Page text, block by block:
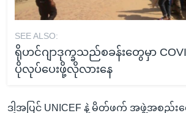
SEE ALSO:
ရိုဟင်ဂျာဒုက္ခသည်စခန်းတွေမှာ
ပိုလုပ်ပေးဖို့လိုလားနေ
ဒါ့အပြင် UNICEF နဲ့ မိတ်ဖက် အဖွဲ့အစည်း